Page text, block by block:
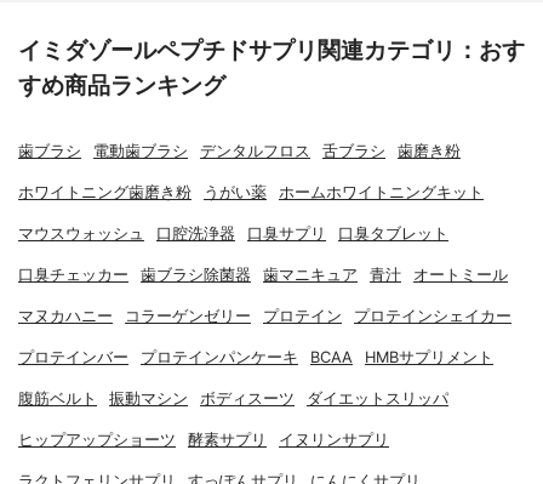
イミダゾールペプチドサプリ関連カテゴリ：おす
すめ商品ランキング
歯ブラシ 電動歯ブラシ デンタルフロス 舌ブラシ 歯磨き粉
ホワイトニング歯磨き粉 うがい薬 ホームホワイトニングキット
マウスウォッシュ 口腔洗浄器 口臭サプリ 口臭タブレット
口臭チェッカー 歯ブラシ除菌器 歯マニキュア 青汁 オートミール
マヌカハニー コラーゲンゼリー プロテイン プロテインシェイカー
プロテインバー プロテインパンケーキ BCAA HMBサプリメント
腹筋ベルト 振動マシン ボディスーツ ダイエットスリッパ
ヒップアップショーツ 酵素サプリ イヌリンサプリ